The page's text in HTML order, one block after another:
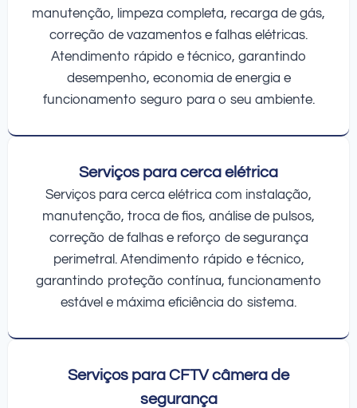
manutenção, limpeza completa, recarga de gás,
correção de vazamentos e falhas elétricas.
Atendimento rápido e técnico, garantindo
desempenho, economia de energia e
funcionamento seguro para o seu ambiente.
Serviços para cerca elétrica
Serviços para cerca elétrica com instalação,
manutenção, troca de fios, análise de pulsos,
correção de falhas e reforço de segurança
perimetral. Atendimento rápido e técnico,
garantindo proteção contínua, funcionamento
estável e máxima eficiência do sistema.
Serviços para CFTV câmera de
segurança